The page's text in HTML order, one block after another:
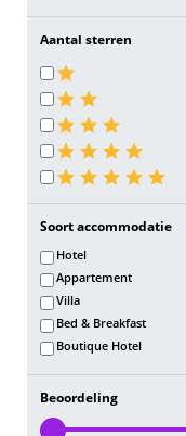
Aantal sterren
Soort accommodatie
Hotel
Appartement
Villa
Bed & Breakfast
Boutique Hotel
Beoordeling